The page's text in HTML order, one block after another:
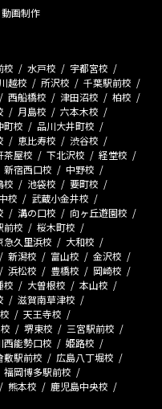
動画制作
校 水戸校
宇都宮校
川越校 所沢校
千葉駅前校
西船橋校 津田沼校
柏校
月島校
六本木校
町校
品川大井町校
恵比寿校
渋谷校
茶屋校 下北沢校
経堂校
新宿西口校
中野校
校 池袋校
要町校
校
武蔵小金井校
溝の口校
向ヶ丘遊園校
前校
桜木町校
急久里浜校
大和校
新潟校 富山校
金沢校
浜松校 豊橋校
岡崎校
校 大曽根校
本山校
滋賀南草津校
天王寺校
堺東校
三宮駅前校
西能勢口校
姫路校
敷駅前校
広島八丁堀校
福岡博多駅前校
熊本校
鹿児島中央校